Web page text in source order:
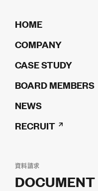
HOME
COMPANY
CASE STUDY
BOARD MEMBERS
NEWS
RECRUIT
資料請求
DOCUMENT